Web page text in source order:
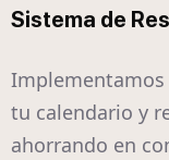
Sistema de
tu calendario y
ahorrando en